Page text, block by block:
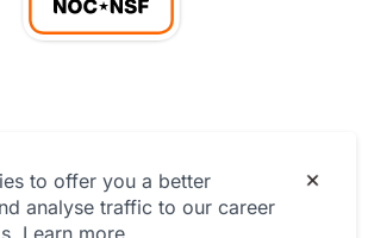
to offer you a better
analyse traffic to our career
Learn more